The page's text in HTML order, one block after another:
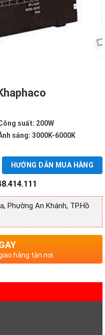
suất: 200W
sáng: 3000K-6000K
HƯỚNG DẪN MUA HÀNG
Phường An Khánh, TP.Hồ
hàng tận nơi